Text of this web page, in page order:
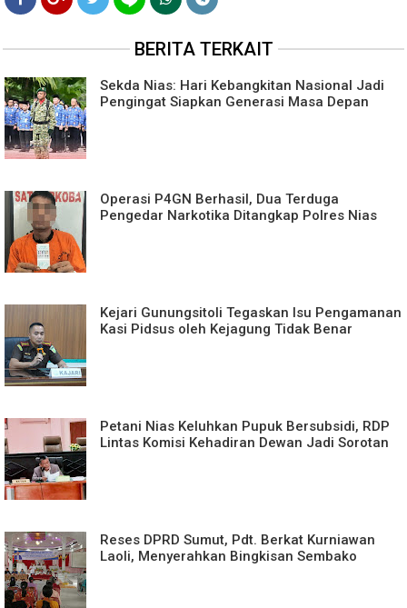
BERITA TERKAIT
Sekda Nias: Hari Kebangkitan Nasional Jadi
Pengingat Siapkan Generasi Masa Depan
Operasi P4GN Berhasil, Dua Terduga
Pengedar Narkotika Ditangkap Polres Nias
Kejari Gunungsitoli Tegaskan Isu Pengamanan
Kasi Pidsus oleh Kejagung Tidak Benar
Petani Nias Keluhkan Pupuk Bersubsidi, RDP
Lintas Komisi Kehadiran Dewan Jadi Sorotan
Reses DPRD Sumut, Pdt. Berkat Kurniawan
Laoli, Menyerahkan Bingkisan Sembako